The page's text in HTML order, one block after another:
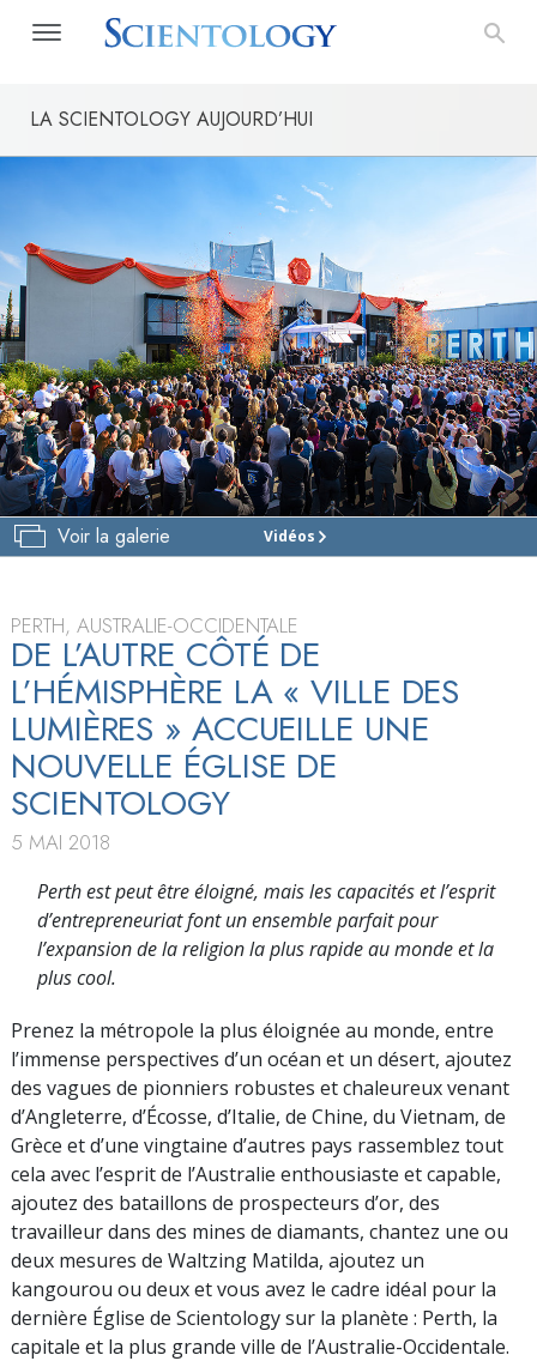
LA SCIENTOLOGY AUJOURD’HUI
Voir la galerie Vidéos
ÉGLISE
DE
PERTH
VISITE
PERTH, AUSTRALIE-OCCIDENTALE
DE L’AUTRE CÔTÉ DE
L’HÉMISPHÈRE LA « VILLE DES
LUMIÈRES » ACCUEILLE UNE
NOUVELLE ÉGLISE DE
SCIENTOLOGY
5 MAI 2018
Perth est peut être éloigné, mais les capacités et l’esprit
d’entrepreneuriat font un ensemble parfait pour
l’expansion de la religion la plus rapide au monde et la
plus cool.
Prenez la métropole la plus éloignée au monde, entre
l’immense perspectives d’un océan et un désert, ajoutez
des vagues de pionniers robustes et chaleureux venant
d’Angleterre, d’Écosse, d’Italie, de Chine, du Vietnam, de
Grèce et d’une vingtaine d’autres pays rassemblez tout
cela avec l’esprit de l’Australie enthousiaste et capable,
ajoutez des bataillons de prospecteurs d’or, des
travailleur dans des mines de diamants, chantez une ou
deux mesures de Waltzing Matilda, ajoutez un
kangourou ou deux et vous avez le cadre idéal pour la
dernière Église de Scientology sur la planète : Perth, la
capitale et la plus grande ville de l’Australie-Occidentale.